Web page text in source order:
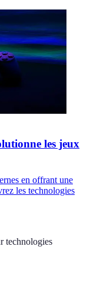
les jeux
en offrant une
les technologies
technologies